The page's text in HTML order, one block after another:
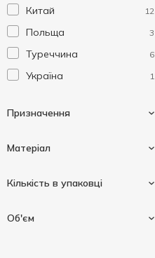
Китай 12
Польща 3
Туреччина 6
Україна 1
Призначення
Для запікання
Для льоду 1
Матеріал
Кількість в упаковці
Об'єм